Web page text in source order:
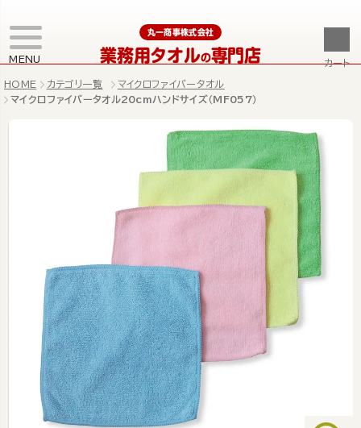
MENU
丸一商事株式会社
業務用タオルの専門店 カート
HOME カテゴリ一覧
マイクロファイバータオル
マイクロファイバータオル20cmハンドサイズ（MF057）